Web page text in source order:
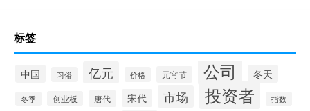
标签
中国 习俗 亿元 价格 元宵节 公司 冬天
冬季 创业板 唐代 宋代 市场 投资者 指数